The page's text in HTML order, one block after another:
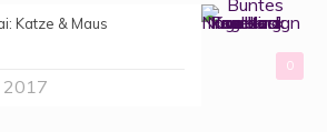
0
Katze & Maus
2017